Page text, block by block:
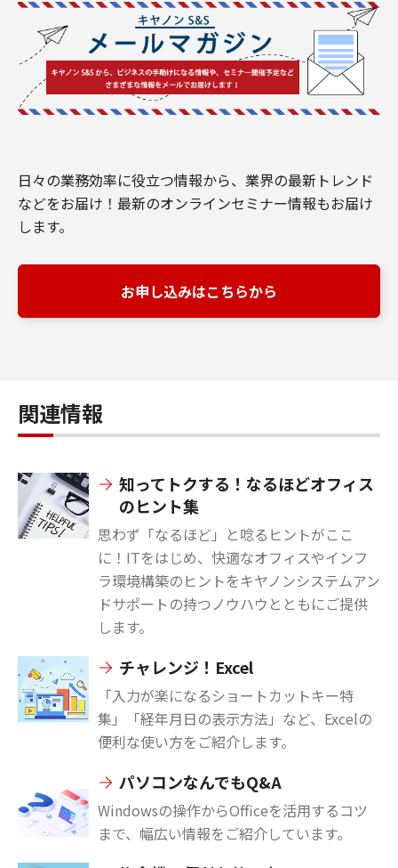
日々の業務効率に役立つ情報から、業界の最新トレンド
などをお届け！最新のオンラインセミナー情報もお届け
します。
お申し込みはこちらから
関連情報
知ってトクする！なるほどオフィス
のヒント集
思わず「なるほど」と唸るヒントがここ
に！ITをはじめ、快適なオフィスやインフ
ラ環境構築のヒントをキヤノンシステムアン
ドサポートの持つノウハウとともにご提供
します。
チャレンジ！Excel
「入力が楽になるショートカットキー特
集」「経年月日の表示方法」など、Excelの
便利な使い方をご紹介します。
パソコンなんでもQ&A
Windowsの操作からOfficeを活用するコツ
まで、幅広い情報をご紹介しています。